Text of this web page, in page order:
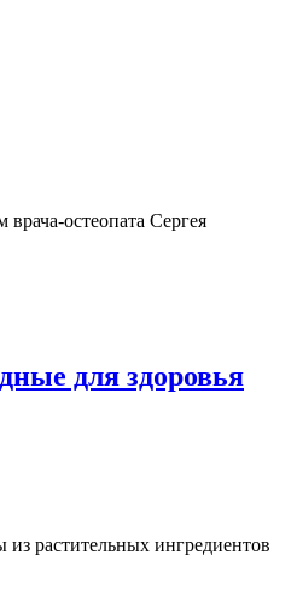
остеопата Сергея
для здоровья
растительных ингредиентов